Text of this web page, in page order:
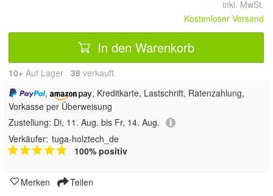
inkl. MwSt.
Kostenloser Versand
In den Warenkorb
10+ Auf Lager 38 verkauft
,
, Kreditkarte, Lastschrift, Ratenzahlung,
Vorkasse per Überweisung
Zustellung: Di, 11. Aug. bis Fr, 14. Aug.
Verkäufer: tuga-holztech_de
100% positiv
Merken Teilen